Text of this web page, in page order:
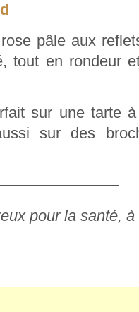
pâle aux
tout en rondeur
sur une tarte
sur des
pour la santé,